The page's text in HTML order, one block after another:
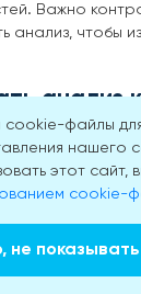
Важно
анализ, чтобы
анализ
уровня
лабораторное
с
гарантировать
зависимости от
cookie-файлы
нашего
этот сайт,
cookie-
не